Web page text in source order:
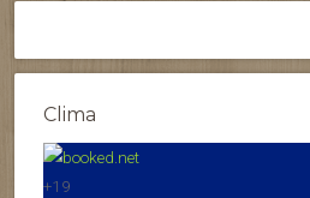
Clima
+19